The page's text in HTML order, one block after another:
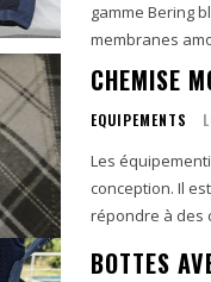
gamme Bering
membranes
CHEMISE
EQUIPEMENTS
Les
conception. Il
répondre à des
BOTTES